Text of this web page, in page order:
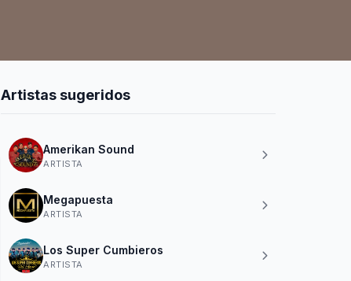
Artistas sugeridos
Amerikan Sound
ARTISTA
Megapuesta
ARTISTA
Los Super Cumbieros
ARTISTA